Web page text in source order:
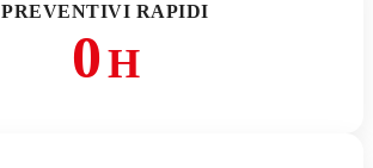
PREVENTIVI RAPIDI
0H